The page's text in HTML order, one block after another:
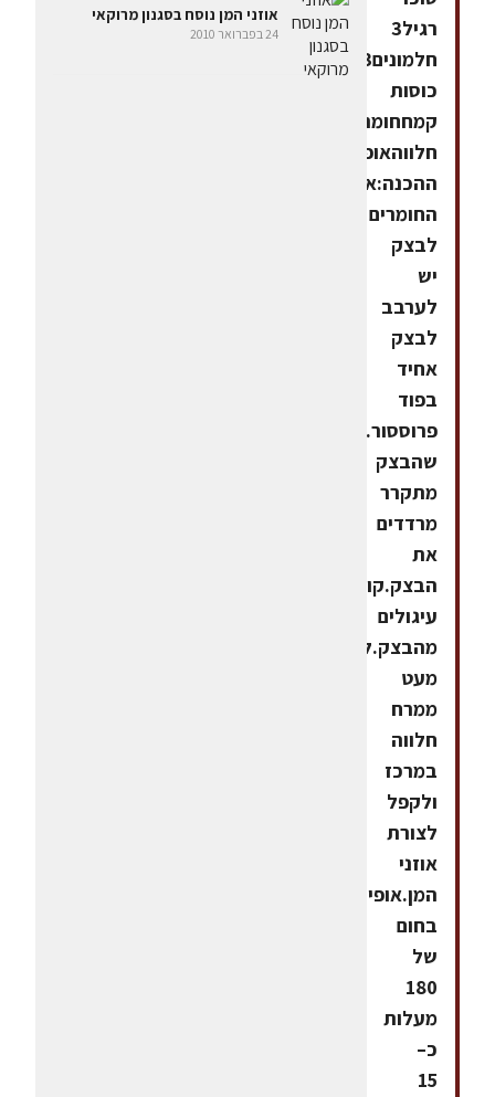
רגיל3
חלמונים3
כוסות
קמחחומרים למילוי:ממרח
חלווהאופן
ההכנה:את
החומרים
לבצק
יש
לערבב
לבצק
אחיד
בפוד
פרוססור.לאחר
שהבצק
מתקרר
מרדדים
את
הבצק.קורצים
עיגולים
מהבצק.לשים
מעט
ממרח
חלווה
במרכז
ולקפל
לצורת
אוזני
המן.אופים
בחום
של
180
מעלות
כ–
15
אוזני המן נוסח בסגנון מרוקאי
24 בפברואר 2010